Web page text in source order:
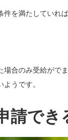
を満たしていれ
合のみ受給がで
うです。
請でき